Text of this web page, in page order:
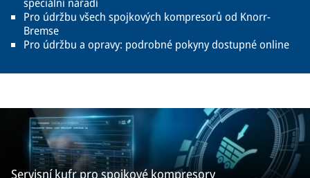
Pro údržbu všech spojkových kompresorů od Knorr-
Bremse
Pro údržbu a opravy: podrobné pokyny dostupné online
Servisní kufr pro spojkové kompresory